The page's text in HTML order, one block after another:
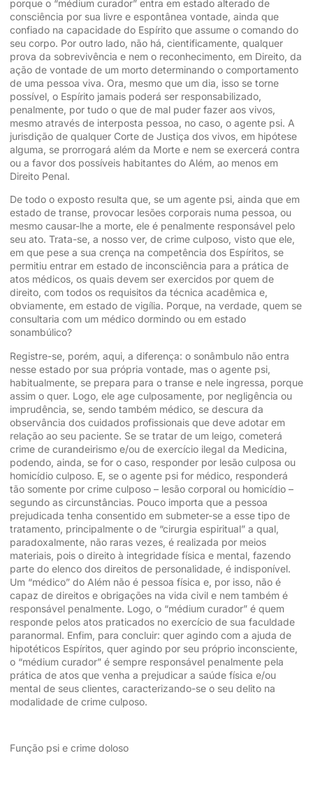
porque o “médium curador” entra em estado alterado de
consciência por sua livre e espontânea vontade, ainda que
confiado na capacidade do Espírito que assume o comando do
seu corpo. Por outro lado, não há, cientificamente, qualquer
prova da sobrevivência e nem o reconhecimento, em Direito, da
ação de vontade de um morto determinando o comportamento
de uma pessoa viva. Ora, mesmo que um dia, isso se torne
possível, o Espírito jamais poderá ser responsabilizado,
penalmente, por tudo o que de mal puder fazer aos vivos,
mesmo através de interposta pessoa, no caso, o agente psi. A
jurisdição de qualquer Corte de Justiça dos vivos, em hipótese
alguma, se prorrogará além da Morte e nem se exercerá contra
ou a favor dos possíveis habitantes do Além, ao menos em
Direito Penal.
De todo o exposto resulta que, se um agente psi, ainda que em
estado de transe, provocar lesões corporais numa pessoa, ou
mesmo causar-lhe a morte, ele é penalmente responsável pelo
seu ato. Trata-se, a nosso ver, de crime culposo, visto que ele,
em que pese a sua crença na competência dos Espíritos, se
permitiu entrar em estado de inconsciência para a prática de
atos médicos, os quais devem ser exercidos por quem de
direito, com todos os requisitos da técnica acadêmica e,
obviamente, em estado de vigília. Porque, na verdade, quem se
consultaria com um médico dormindo ou em estado
sonambúlico?
Registre-se, porém, aqui, a diferença: o sonâmbulo não entra
nesse estado por sua própria vontade, mas o agente psi,
habitualmente, se prepara para o transe e nele ingressa, porque
assim o quer. Logo, ele age culposamente, por negligência ou
imprudência, se, sendo também médico, se descura da
observância dos cuidados profissionais que deve adotar em
relação ao seu paciente. Se se tratar de um leigo, cometerá
crime de curandeirismo e/ou de exercício ilegal da Medicina,
podendo, ainda, se for o caso, responder por lesão culposa ou
homicídio culposo. E, se o agente psi for médico, responderá
tão somente por crime culposo – lesão corporal ou homicídio –
segundo as circunstâncias. Pouco importa que a pessoa
prejudicada tenha consentido em submeter-se a esse tipo de
tratamento, principalmente o de “cirurgia espiritual” a qual,
paradoxalmente, não raras vezes, é realizada por meios
materiais, pois o direito à integridade física e mental, fazendo
parte do elenco dos direitos de personalidade, é indisponível.
Um “médico” do Além não é pessoa física e, por isso, não é
capaz de direitos e obrigações na vida civil e nem também é
responsável penalmente. Logo, o “médium curador” é quem
responde pelos atos praticados no exercício de sua faculdade
paranormal. Enfim, para concluir: quer agindo com a ajuda de
hipotéticos Espíritos, quer agindo por seu próprio inconsciente,
o “médium curador” é sempre responsável penalmente pela
prática de atos que venha a prejudicar a saúde física e/ou
mental de seus clientes, caracterizando-se o seu delito na
modalidade de crime culposo.
Função psi e crime doloso